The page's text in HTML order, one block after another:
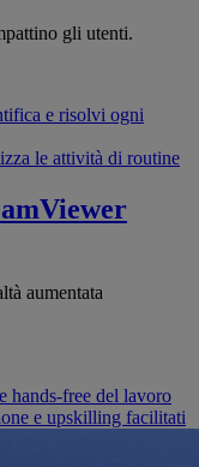
gli utenti.
e risolvi ogni
le attività di routine
aumentata
hands-free del lavoro
e upskilling facilitati